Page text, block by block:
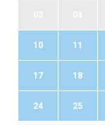
10 11
17 18
24 25